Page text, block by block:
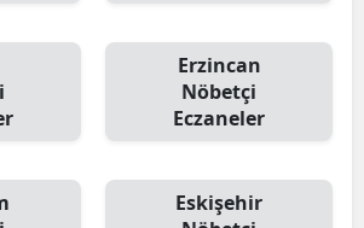
Erzincan
Nöbetçi
Eczaneler
Eskişehir